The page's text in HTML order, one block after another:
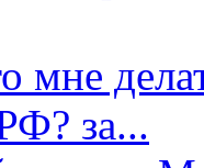
мне
за...